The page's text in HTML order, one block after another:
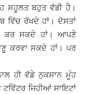
ਸਹੂਲਤ ਬਹੁਤ ਵੱਡੀ ਹੈ।
ਵਿੱਚ ਰੱਖਦੇ ਹਾਂ। ਦੋਸਤਾਂ
ਕਰ ਸਕਦੇ ਹਾਂ। ਆਪਣੇ
ਕਰਵਾ ਸਕਦੇ ਹਾਂ। ਪਰ
ਹੀ ਵੱਡੇ ਨੁਕਸਾਨ ਮੂੰਹ
ਜਿਹੀਆਂ ਸਾਇਟਾਂ